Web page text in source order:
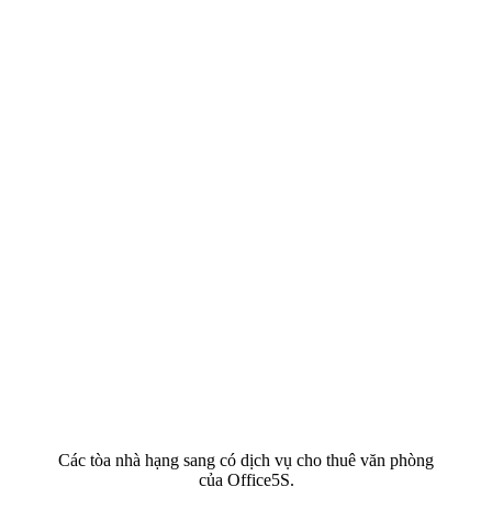
Các tòa nhà hạng sang có dịch vụ cho thuê văn phòng
của Office5S.